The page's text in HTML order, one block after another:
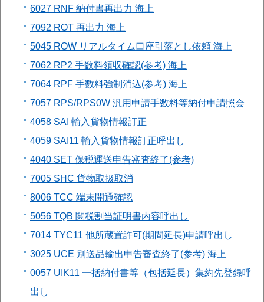
6027 RNF 納付書再出力 海上
7092 ROT 再出力 海上
5045 ROW リアルタイム口座引落とし依頼 海上
7062 RP2 手数料領収確認(参考) 海上
7064 RPF 手数料強制消込(参考) 海上
7057 RPS/RPS0W 汎用申請手数料等納付申請照会
4058 SAI 輸入貨物情報訂正
4059 SAI11 輸入貨物情報訂正呼出し
4040 SET 保税運送申告審査終了(参考)
7005 SHC 貨物取扱取消
8006 TCC 端末開通確認
5056 TQB 関税割当証明書内容呼出し
7014 TYC11 他所蔵置許可(期間延長)申請呼出し
3025 UCE 別送品輸出申告審査終了(参考) 海上
0057 UIK11 一括納付書等（包括延長）集約先登録呼
出し